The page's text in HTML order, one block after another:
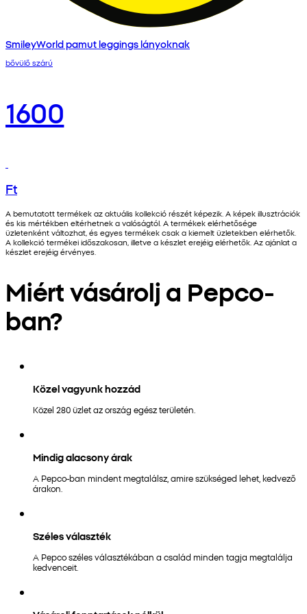
SmileyWorld pamut leggings lányoknak
bővülő szárú
1600
Ft
A bemutatott termékek az aktuális kollekció részét képezik. A képek illusztrációk
és kis mértékben eltérhetnek a valóságtól. A termékek elérhetősége
üzletenként változhat, és egyes termékek csak a kiemelt üzletekben elérhetők.
A kollekció termékei időszakosan, illetve a készlet erejéig elérhetők. Az ajánlat a
készlet erejéig érvényes.
Miért vásárolj a Pepco-
ban?
Közel vagyunk hozzád
Közel 280 üzlet az ország egész területén.
Mindig alacsony árak
A Pepco-ban mindent megtalálsz, amire szükséged lehet, kedvező
árakon.
Széles választék
A Pepco széles választékában a család minden tagja megtalálja
kedvenceit.